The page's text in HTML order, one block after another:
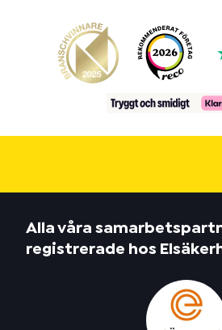
Alla våra
registrerade hos